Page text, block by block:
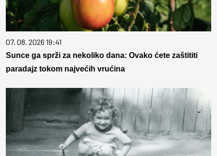
07. 08. 2026 19:41
Sunce ga sprži za nekoliko dana: Ovako ćete zaštititi
paradajz tokom najvećih vrućina